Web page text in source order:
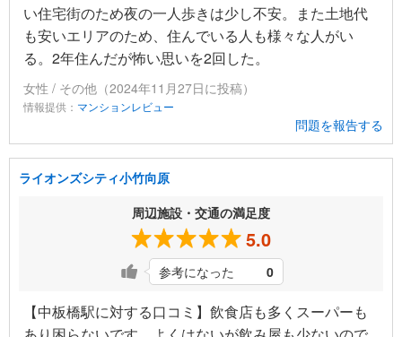
い住宅街のため夜の一人歩きは少し不安。また土地代
も安いエリアのため、住んでいる人も様々な人がい
る。2年住んだが怖い思いを2回した。
女性 / その他（2024年11月27日に投稿）
情報提供： マンションレビュー
問題を報告する
ライオンズシティ小竹向原
周辺施設・交通の満足度
5.0
参考になった 0
【中板橋駅に対する口コミ】飲食店も多くスーパーも